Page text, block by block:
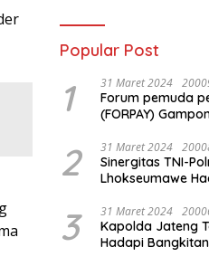
Popular Post
1 31 Maret 2024
Forum pemuda
(FORPAY)
Santunan Yatim-
2 31 Maret 2024
Sinergitas TNI-
Lhokseumawe
Wira Rencong
3 31 Maret 2024
Kapolda Jateng
Hadapi